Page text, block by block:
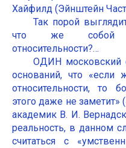
Хайфилд (Эйнштейн
Так порой
что же собой
относительности?…
ОДИН московский
оснований, что «если
относительности, то
этого даже не заметит»
академик В. И.
реальность, в данном
считаться с